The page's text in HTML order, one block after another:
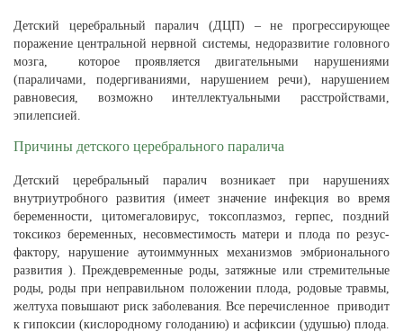
Детский церебральный паралич (ДЦП) – не прогрессирующее
поражение центральной нервной системы, недоразвитие головного
мозга, которое проявляется двигательными нарушениями
(параличами, подергиваниями, нарушением речи), нарушением
равновесия, возможно интеллектуальными расстройствами,
эпилепсией.
Причины детского церебрального паралича
Детский церебральный паралич возникает при нарушениях
внутриутробного развития (имеет значение инфекция во время
беременности, цитомегаловирус, токсоплазмоз, герпес, поздний
токсикоз беременных, несовместимость матери и плода по резус-
фактору, нарушение аутоиммунных механизмов эмбрионального
развития ). Преждевременные роды, затяжные или стремительные
роды, роды при неправильном положении плода, родовые травмы,
желтуха повышают риск заболевания. Все перечисленное приводит
к гипоксии (кислородному голоданию) и асфиксии (удушью) плода.